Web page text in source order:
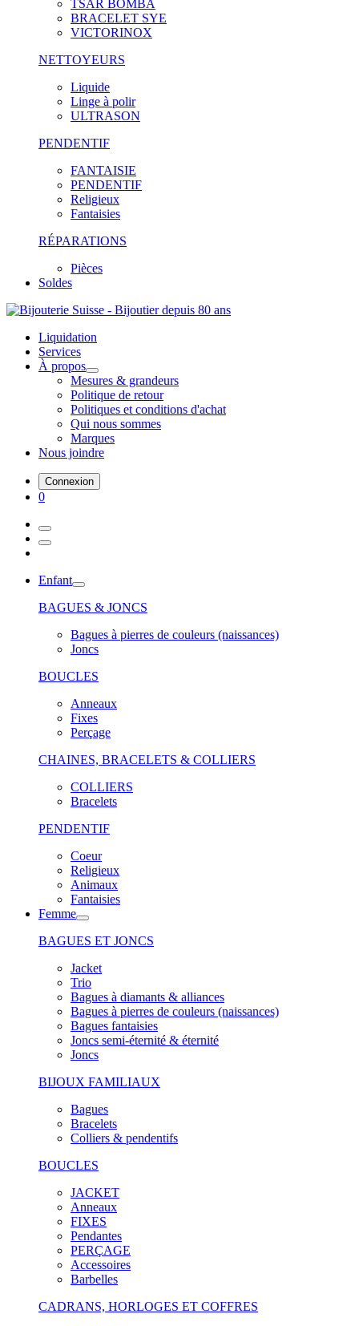
TSAR BOMBA
BRACELET SYE
VICTORINOX
NETTOYEURS
Liquide
Linge à polir
ULTRASON
PENDENTIF
FANTAISIE
PENDENTIF
Religieux
Fantaisies
RÉPARATIONS
Pièces
Soldes
Liquidation
Services
À propos
Mesures & grandeurs
Politique de retour
Politiques et conditions d'achat
Qui nous sommes
Marques
Nous joindre
Connexion
0
Enfant
BAGUES & JONCS
Bagues à pierres de couleurs (naissances)
Joncs
BOUCLES
Anneaux
Fixes
Perçage
CHAINES, BRACELETS & COLLIERS
COLLIERS
Bracelets
PENDENTIF
Coeur
Religieux
Animaux
Fantaisies
Femme
BAGUES ET JONCS
Jacket
Trio
Bagues à diamants & alliances
Bagues à pierres de couleurs (naissances)
Bagues fantaisies
Joncs semi-éternité & éternité
Joncs
BIJOUX FAMILIAUX
Bagues
Bracelets
Colliers & pendentifs
BOUCLES
JACKET
Anneaux
FIXES
Pendantes
PERÇAGE
Accessoires
Barbelles
CADRANS, HORLOGES ET COFFRES